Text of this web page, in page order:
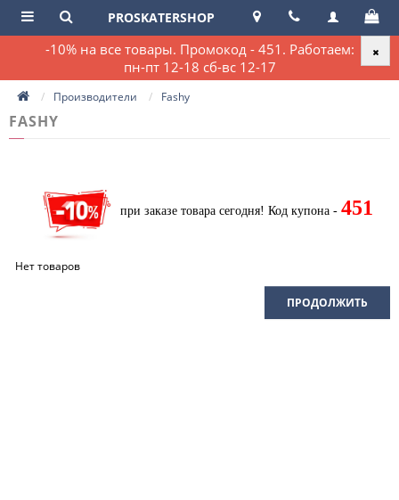
-10% на все товары. Промокод - 451. Работаем:
пн-пт 12-18 сб-вс 12-17
PROSKATERSHOP
Производители Fashy
FASHY
при заказе товара сегодня! Код купона - 451
Нет товаров
ПРОДОЛЖИТЬ